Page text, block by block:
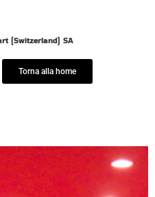
(Switzerland) SA
Torna alla home